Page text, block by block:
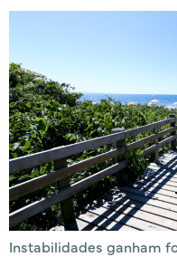
Instabilidades ganham